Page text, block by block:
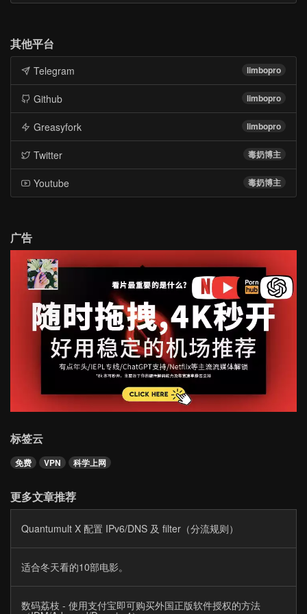
其他平台
limbopro
Telegram
limbopro
Github
limbopro
Greasyfork
毒奶博主
Twitter
毒奶博主
Youtube
广告
标签云
免费 VPN 科学上网
更多文章推荐
Quantumult X 配置 IPv6/DNS 及 filter（分流规则）
适合冬天看的10部电影。
数码荔枝 - 使用支付宝即可购买外国正版软件授权的方法